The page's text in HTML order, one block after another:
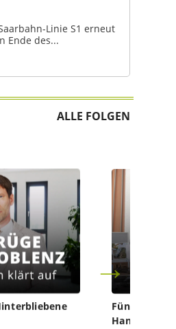
Linie S1 erneut
Ende des...
ALLE FOLGEN
Fünf Jahre
Handwerk...